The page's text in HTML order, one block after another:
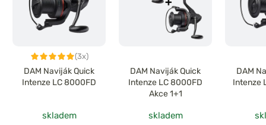
(3x)
DAM Naviják Quick
Intenze LC 8000FD
skladem
DAM Naviják Quick
Intenze LC 8000FD
Akce 1+1
skladem
DAM
Intenze